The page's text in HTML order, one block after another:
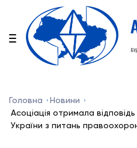
Головна
Новини
Асоціація отримала
України з питань